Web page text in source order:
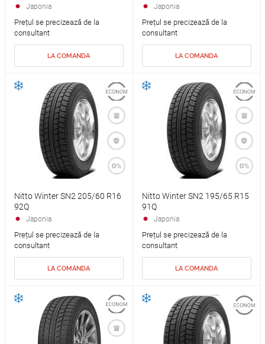
Japonia
Prețul se precizează de la
consultant
LA COMANDA
Japonia
Prețul se precizează de la
consultant
LA COMANDA
Nitto Winter SN2 205/60 R16
92Q
Japonia
Prețul se precizează de la
consultant
LA COMANDA
Nitto Winter SN2 195/65 R15
91Q
Japonia
Prețul se precizează de la
consultant
LA COMANDA